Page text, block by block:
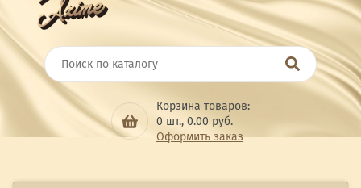
Корзина товаров:
0 шт., 0.00 руб.
Оформить заказ